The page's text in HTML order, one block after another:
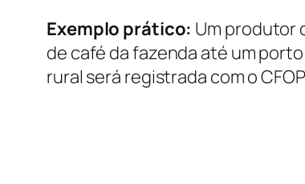
Exemplo prático: Um produtor
de café da fazenda até um
rural será registrada com o